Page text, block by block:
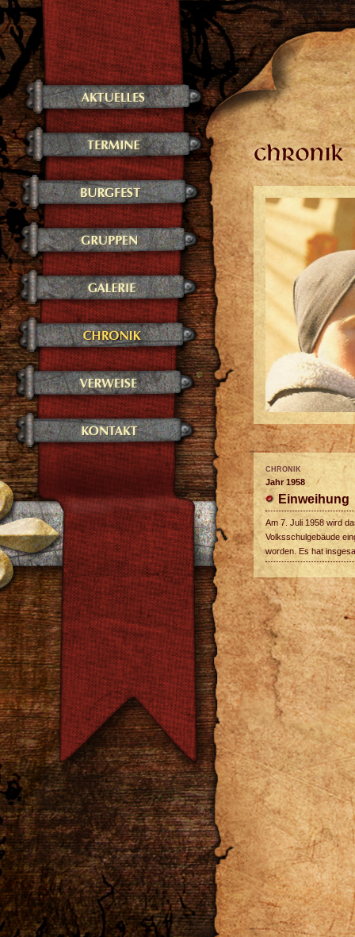
CHRONIK
Jahr 1958
Einweihung
Am 7. Juli 1958 wird
Volksschulgebäude
worden. Es hat